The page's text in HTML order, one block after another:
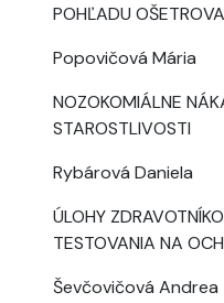
POHĽADU
Popovičová Mária
NOZOKOMIÁLNE
STAROSTLIVOSTI
Rybárová Daniela
ÚLOHY
TESTOVANIA NA
Ševčovičová Andrea